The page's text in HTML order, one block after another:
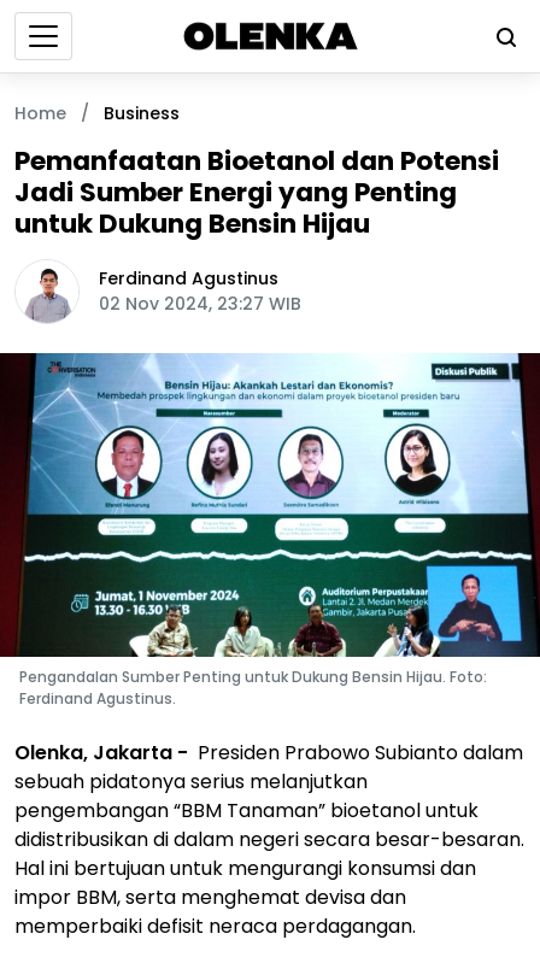
Home / Business
Pemanfaatan Bioetanol dan Potensi
Jadi Sumber Energi yang Penting
untuk Dukung Bensin Hijau
Ferdinand Agustinus
02 Nov 2024, 23:27 WIB
Pengandalan Sumber Penting untuk Dukung Bensin Hijau. Foto:
Ferdinand Agustinus.
Olenka, Jakarta - Presiden Prabowo Subianto dalam
sebuah pidatonya serius melanjutkan
pengembangan “BBM Tanaman” bioetanol untuk
didistribusikan di dalam negeri secara besar-besaran.
Hal ini bertujuan untuk mengurangi konsumsi dan
impor BBM, serta menghemat devisa dan
memperbaiki defisit neraca perdagangan.